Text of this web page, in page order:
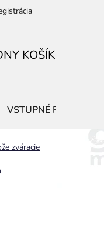
KOŠÍK
VSTUPNÉ ROHOŽE
zváracie